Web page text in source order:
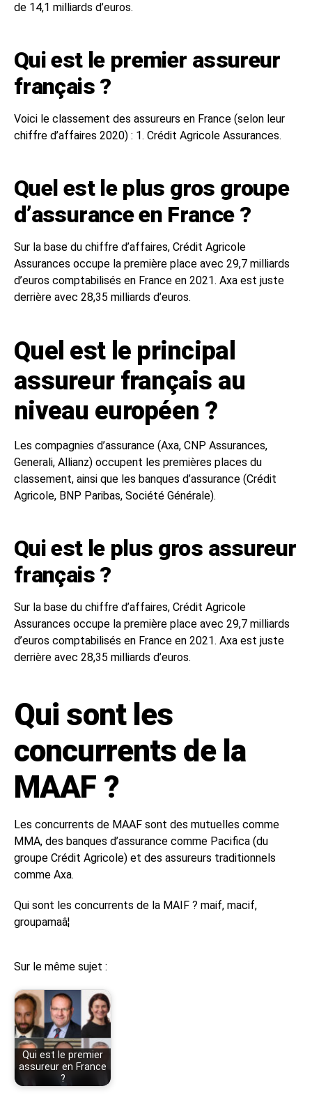
de 14,1 milliards d’euros.
Qui est le premier assureur
français ?
Voici le classement des assureurs en France (selon leur
chiffre d’affaires 2020) : 1. Crédit Agricole Assurances.
Quel est le plus gros groupe
d’assurance en France ?
Sur la base du chiffre d’affaires, Crédit Agricole
Assurances occupe la première place avec 29,7 milliards
d’euros comptabilisés en France en 2021. Axa est juste
derrière avec 28,35 milliards d’euros.
Quel est le principal
assureur français au
niveau européen ?
Les compagnies d’assurance (Axa, CNP Assurances,
Generali, Allianz) occupent les premières places du
classement, ainsi que les banques d’assurance (Crédit
Agricole, BNP Paribas, Société Générale).
Qui est le plus gros assureur
français ?
Sur la base du chiffre d’affaires, Crédit Agricole
Assurances occupe la première place avec 29,7 milliards
d’euros comptabilisés en France en 2021. Axa est juste
derrière avec 28,35 milliards d’euros.
Qui sont les
concurrents de la
MAAF ?
Les concurrents de MAAF sont des mutuelles comme
MMA, des banques d’assurance comme Pacifica (du
groupe Crédit Agricole) et des assureurs traditionnels
comme Axa.
Qui sont les concurrents de la MAIF ? maif, macif,
groupamaâ¦
Sur le même sujet :
Qui est le premier
assureur en France
?